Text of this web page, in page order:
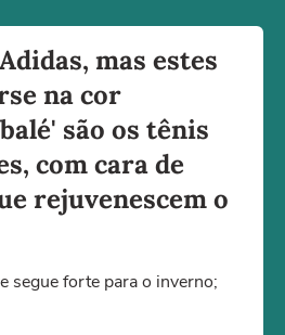
mas estes
na cor
são os tênis
com cara de
rejuvenescem o
segue forte para o inverno;